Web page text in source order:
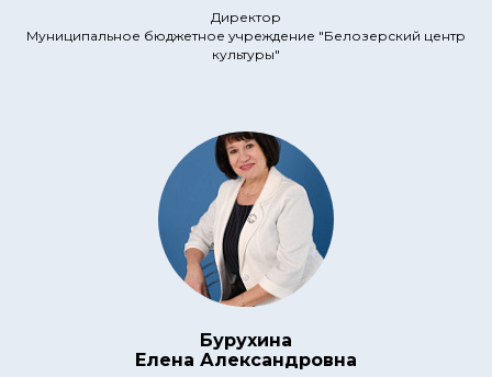
Директор
Муниципальное бюджетное учреждение "Белозерский центр
культуры"
Бурухина
Елена Александровна